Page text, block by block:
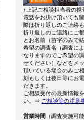
↑上記ご相談担当者の携
電話をお掛け頂いても
際は折り返しのご連絡
折り返しのご連絡にご
とお名前（苗字のみで
希望の調査名（調査に
なりますのでご希望の
せください）などをメ
頂いている場合のみご
刻もしくは後日等にお
だきます。
ご相談受付の最新情報
い。⇒ ご相談等の注意
営業時間 （調査実施可